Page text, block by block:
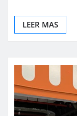
LEER MAS